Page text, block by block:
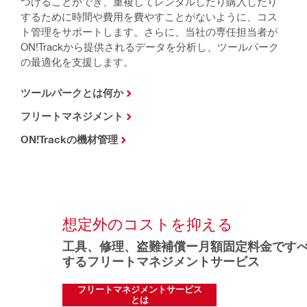
するために時間や費用を費やすことがないように、コス
ト管理をサポートします。さらに、当社の専任担当者が
ON!Trackから提供されるデータを分析し、ツールパーク
の最適化を支援します。
ツールパークとは何か
フリートマネジメント
ON!Trackの機材管理
想定外のコストを抑える
工具、修理、盗難補償ー月額固定料金です
するフリートマネジメントサービス
フリートマネジメントサービス
とは